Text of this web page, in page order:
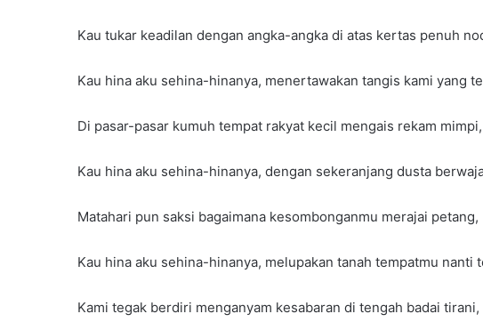
Kau tukar keadilan dengan angka-angka di atas kertas penuh
Kau hina aku sehina-hinanya, menertawakan tangis kami yang
Di pasar-pasar kumuh tempat rakyat kecil mengais rekam mimpi,
Kau hina aku sehina-hinanya, dengan sekeranjang dusta
Matahari pun saksi bagaimana kesombonganmu merajai petang,
Kau hina aku sehina-hinanya, melupakan tanah tempatmu nanti
Kami tegak berdiri menganyam kesabaran di tengah badai tirani,